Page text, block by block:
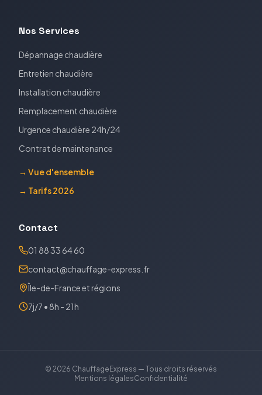
Nos Services
Dépannage chaudière
Entretien chaudière
Installation chaudière
Remplacement chaudière
Urgence chaudière 24h/24
Contrat de maintenance
→ Vue d'ensemble
→ Tarifs 2026
Contact
01 88 33 64 60
contact@chauffage-express.fr
Île-de-France et régions
7j/7 • 8h - 21h
© 2026 ChauffageExpress — Tous droits réservés
Mentions légalesConfidentialité